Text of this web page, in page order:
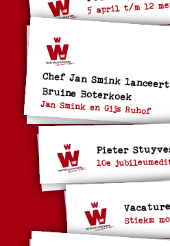
5 april t/m 12
Chef Jan Smink lanceert zijn eigen Smink Bruine Boterkoek
Jan Smink en Gijs Ruhof
Pieter
10e
Stiekm